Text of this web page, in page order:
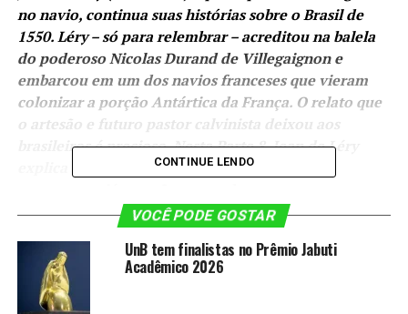
no navio, continua suas histórias sobre o Brasil de
1550. Léry – só para relembrar – acreditou na balela
do poderoso Nicolas Durand de Villegaignon e
embarcou em um dos navios franceses que vieram
colonizar a porção Antártica da França. O relato que
o artesão e futuro pastor calvinista deixou aos
brasileiros é precioso. Nesta Parte 8, Jean de Léry
explica que motivos levam os selvagens a
enriquecerem e muito menos receber resgate dos
CONTINUE LENDO
VOCÊ PODE GOSTAR
UnB tem finalistas no Prêmio Jabuti
Acadêmico 2026